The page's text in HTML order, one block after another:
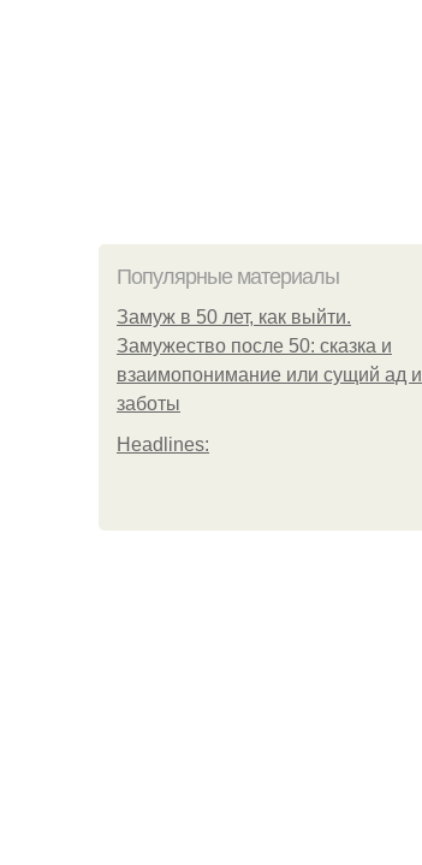
Популярные материалы
Замуж в 50 лет, как выйти.
Замужество после 50: сказка и
взаимопонимание или сущий ад и
заботы
Headlines: